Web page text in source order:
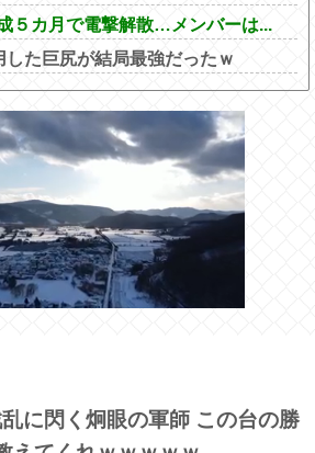
５カ月で電撃解散…メンバーは...
した巨尻が結局最強だったｗ
に閃く炯眼の軍師 この台の勝